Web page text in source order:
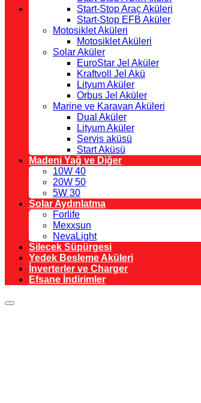
Start-Stop Araç Aküleri
Start-Stop EFB Aküler
Motosiklet Aküleri
Motosiklet Aküleri
Solar Aküler
EuroStar Jel Aküler
Kraftvoll Jel Akü
Lityum Aküler
Orbus Jel Aküler
Marine ve Karavan Aküleri
Dual Aküler
Lityum Aküler
Servis aküsü
Start Aküsü
Madeni Yağ ve Diğer
10W 40
20W 50
5W 30
Solar Aydınlatma
Forlife
Mexxsun
NevaLight
Silecek Süpürgesi
Yedek Besleme Aküleri
İnverterler ve Charger
Efsane İndirimler